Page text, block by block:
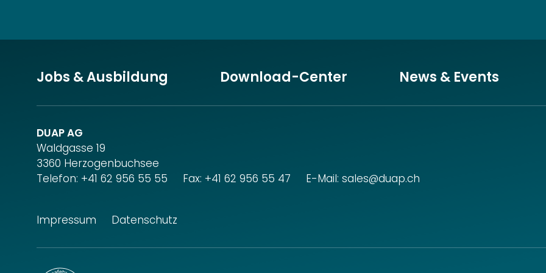
Jobs & Ausbildung Download-Center News & Events
DUAP AG
Waldgasse 19
3360 Herzogenbuchsee
Telefon: +41 62 956 55 55 Fax: +41 62 956 55 47 E-Mail: sales@duap.ch
Impressum Datenschutz